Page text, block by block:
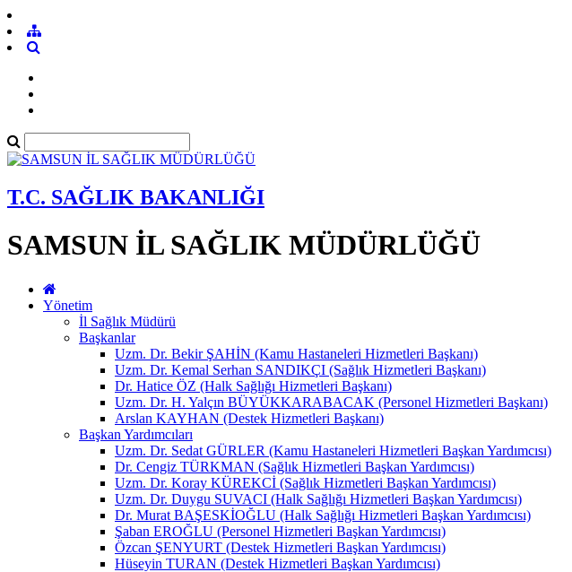
T.C. SAĞLIK BAKANLIĞI
SAMSUN İL SAĞLIK MÜDÜRLÜĞÜ
Yönetim
İl Sağlık Müdürü
Başkanlar
Uzm. Dr. Bekir ŞAHİN (Kamu Hastaneleri Hizmetleri Başkanı)
Uzm. Dr. Kemal Serhan SANDIKÇI (Sağlık Hizmetleri Başkanı)
Dr. Hatice ÖZ (Halk Sağlığı Hizmetleri Başkanı)
Uzm. Dr. H. Yalçın BÜYÜKKARABACAK (Personel Hizmetleri Başkanı)
Arslan KAYHAN (Destek Hizmetleri Başkanı)
Başkan Yardımcıları
Uzm. Dr. Sedat GÜRLER (Kamu Hastaneleri Hizmetleri Başkan Yardımcısı)
Dr. Cengiz TÜRKMAN (Sağlık Hizmetleri Başkan Yardımcısı)
Uzm. Dr. Koray KÜREKCİ (Sağlık Hizmetleri Başkan Yardımcısı)
Uzm. Dr. Duygu SUVACI (Halk Sağlığı Hizmetleri Başkan Yardımcısı)
Dr. Murat BAŞESKİOĞLU (Halk Sağlığı Hizmetleri Başkan Yardımcısı)
Şaban EROĞLU (Personel Hizmetleri Başkan Yardımcısı)
Özcan ŞENYURT (Destek Hizmetleri Başkan Yardımcısı)
Hüseyin TURAN (Destek Hizmetleri Başkan Yardımcısı)